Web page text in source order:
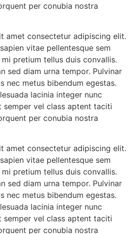
per conubia nostra
amet consectetur adipiscing elit.
vitae pellentesque sem
pretium tellus duis convallis.
sed diam urna tempor. Pulvinar
nec metus bibendum egestas.
lacinia integer nunc
semper vel class aptent taciti
per conubia nostra
amet consectetur adipiscing elit.
vitae pellentesque sem
pretium tellus duis convallis.
sed diam urna tempor. Pulvinar
nec metus bibendum egestas.
lacinia integer nunc
semper vel class aptent taciti
per conubia nostra